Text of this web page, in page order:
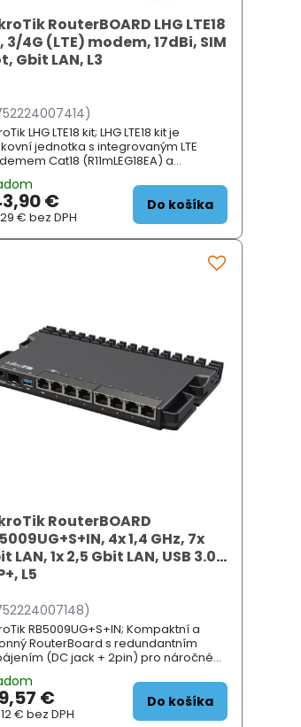
RouterBOARD LHG LTE18
3/4G (LTE) modem, 17dBi, SIM
Gbit LAN, L3
LHG LTE18 kit; LHG LTE18 kit je
jednotka s integrovaným LTE
Cat18 (R11mLEG18EA) a
rychlostí až 1,2 Gbps . Zařízení
i do velmi odlehlejších oblastí,...
€
€bez DPH
Do košíka
RouterBOARD
4x 1,4 GHz, 7x
LAN, 1x 2,5 Gbit LAN, USB 3.0,
L5
RB5009UG+S+IN; Kompaktní a
RouterBoard s redundantním
(DC jack + 2pin) pro náročné
Router je vybaven 4jádrovým
Armada ARMv8 Amethyst CPU (1,4
1...
€
€bez DPH
Do košíka